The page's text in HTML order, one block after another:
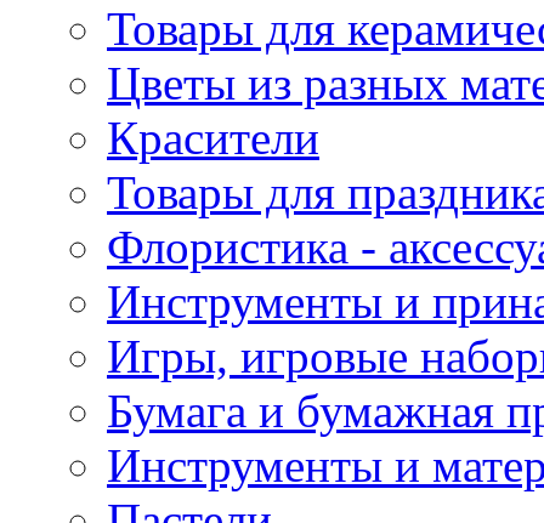
Товары для
Цветы из разных
Красители
Товары для
Флористика -
Инструменты и
Игры, игровые
Бумага и бумажная
Инструменты и